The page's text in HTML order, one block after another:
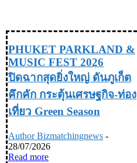
PHUKET PARKLAND &
MUSIC FEST 2026
ปิดฉากสุดยิ่งใหญ่ ดันภูเก็ต
คึกคัก กระตุ้นเศรษฐกิจ-ท่อง
เที่ยว Green Season
Author Bizmatchingnews -
28/07/2026
Read more